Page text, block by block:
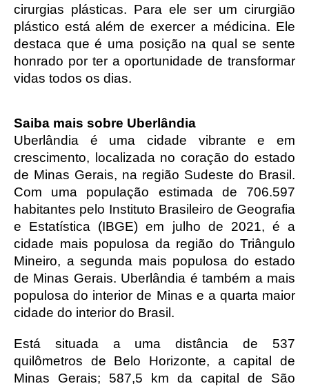
cirurgias plásticas. Para ele ser um cirurgião
plástico está além de exercer a médicina. Ele
destaca que é uma posição na qual se sente
honrado por ter a oportunidade de transformar
vidas todos os dias.
Saiba mais sobre Uberlândia
Uberlândia é uma cidade vibrante e em
crescimento, localizada no coração do estado
de Minas Gerais, na região Sudeste do Brasil.
Com uma população estimada de 706.597
habitantes pelo Instituto Brasileiro de Geografia
e Estatística (IBGE) em julho de 2021, é a
cidade mais populosa da região do Triângulo
Mineiro, a segunda mais populosa do estado
de Minas Gerais. Uberlândia é também a mais
populosa do interior de Minas e a quarta maior
cidade do interior do Brasil.
Está situada a uma distância de 537
quilômetros de Belo Horizonte, a capital de
Minas Gerais; 587,5 km da capital de São